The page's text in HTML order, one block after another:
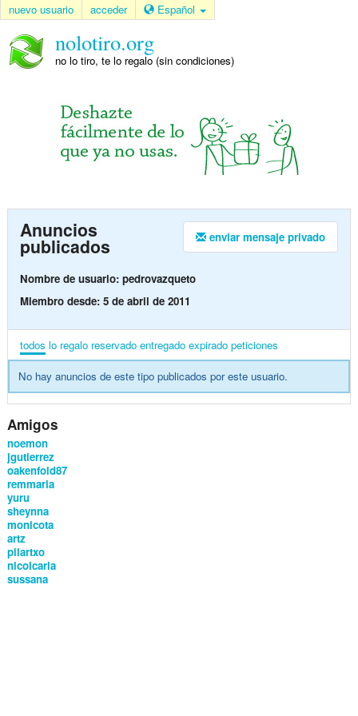
nuevo usuario acceder Español
nolotiro.org
no lo tiro, te lo regalo (sin condiciones)
enviar mensaje privado
Anuncios
publicados
Nombre de usuario: pedrovazqueto
Miembro desde: 5 de abril de 2011
todos lo regalo reservado entregado expirado peticiones
No hay anuncios de este tipo publicados por este usuario.
Amigos
noemon
jgutierrez
oakenfold87
remmaria
yuru
sheynna
monicota
artz
pilartxo
nicolcarla
sussana